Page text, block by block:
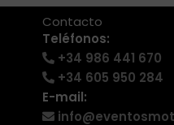
Contacto
Teléfonos:
+34 986 441 670
+34 605 950 284
E-mail: